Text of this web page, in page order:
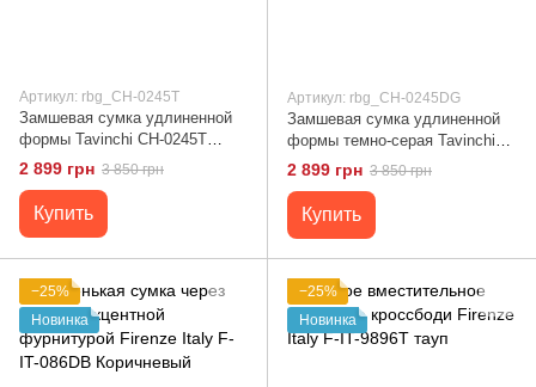
Артикул: rbg_CH-0245T
Замшевая сумка удлиненной
формы Tavinchi CH-0245T
олива
2 899 грн 3 850 грн
Купить
Артикул: rbg_CH-0245DG
Замшевая сумка удлиненной
формы темно-серая Tavinchi
CH-0245DG темно-серый
2 899 грн 3 850 грн
Купить
−25%
Новинка
−25%
Новинка